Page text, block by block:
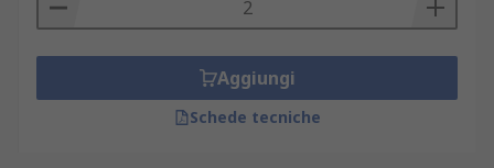
Aggiungi
Schede tecniche